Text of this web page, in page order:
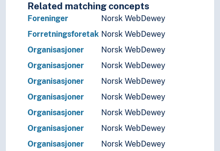
Related matching concepts
Foreninger
Norsk WebDewey
Forretningsforetak Norsk WebDewey
Organisasjoner
Norsk WebDewey
Organisasjoner
Norsk WebDewey
Organisasjoner
Norsk WebDewey
Organisasjoner
Norsk WebDewey
Organisasjoner
Norsk WebDewey
Organisasjoner
Norsk WebDewey
Organisasjoner
Norsk WebDewey